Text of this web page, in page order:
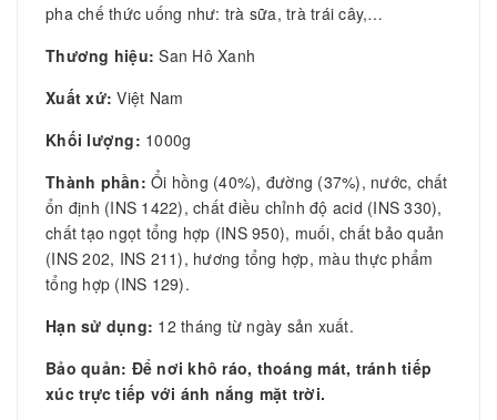
pha chế thức uống như: trà sữa, trà trái cây,…
Thương hiệu: San Hô Xanh
Xuất xứ:Việt Nam
Khối lượng: 1000g
Thành phần: Ổi hồng (40%), đường (37%), nước, chất
ổn định (INS 1422), chất điều chỉnh độ acid (INS 330),
chất tạo ngọt tổng hợp (INS 950), muối, chất bảo quản
(INS 202, INS 211), hương tổng hợp, màu thực phẩm
tổng hợp (INS 129).
Hạn sử dụng: 12 tháng từ ngày sản xuất.
Bảo quản: Để nơi khô ráo, thoáng mát, tránh tiếp
xúc trực tiếp với ánh nắng mặt trời.